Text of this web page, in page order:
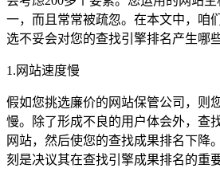
一，而且常常被疏忽。在本文中，咱
选不妥会对您的查找引擎排名产生哪
1.网站速度慢
假如您挑选廉价的网站保管公司，则
慢。除了形成不良的用户体会外，查
网站，然后使您的查找成果排名下降
刻是决议其在查找引擎成果排名的重